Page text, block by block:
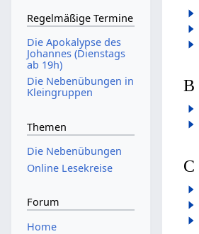
B
C
Regelmäßige Termine
Die Apokalypse des
Johannes (Dienstags
ab 19h)
Die Nebenübungen in
Kleingruppen
Themen
Die Nebenübungen
Online Lesekreise
Forum
Home